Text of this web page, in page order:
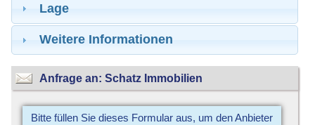
Lage
Weitere Informationen
Anfrage an: Schatz Immobilien
Bitte füllen Sie dieses Formular aus, um den Anbieter